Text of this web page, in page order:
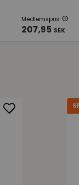
Medlemspris
207,95 SEK